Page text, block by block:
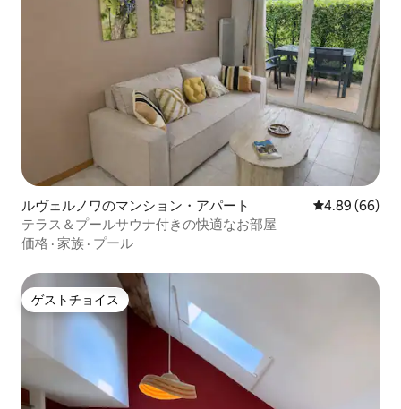
ルヴェルノワのマンション・アパート レビュー66件
4.89 (66)
テラス＆プールサウナ付きの快適なお部屋
価格 · 家族 · プール
ゲストチョイス
ゲストチョイス